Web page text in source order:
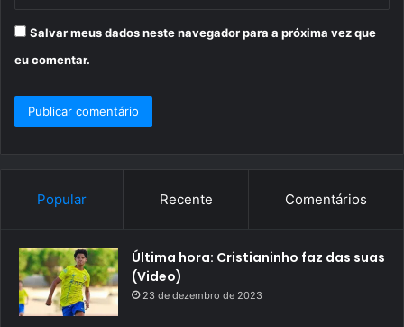
Salvar meus dados neste navegador para a próxima vez que
eu comentar.
Popular Recente Comentários
Última hora: Cristianinho faz das suas
(Video)
23 de dezembro de 2023